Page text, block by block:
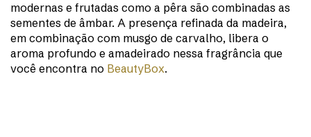
modernas e frutadas como a pêra são combinadas as
sementes de âmbar. A presença refinada da madeira,
em combinação com musgo de carvalho, libera o
aroma profundo e amadeirado nessa fragrância que
você encontra no BeautyBox.